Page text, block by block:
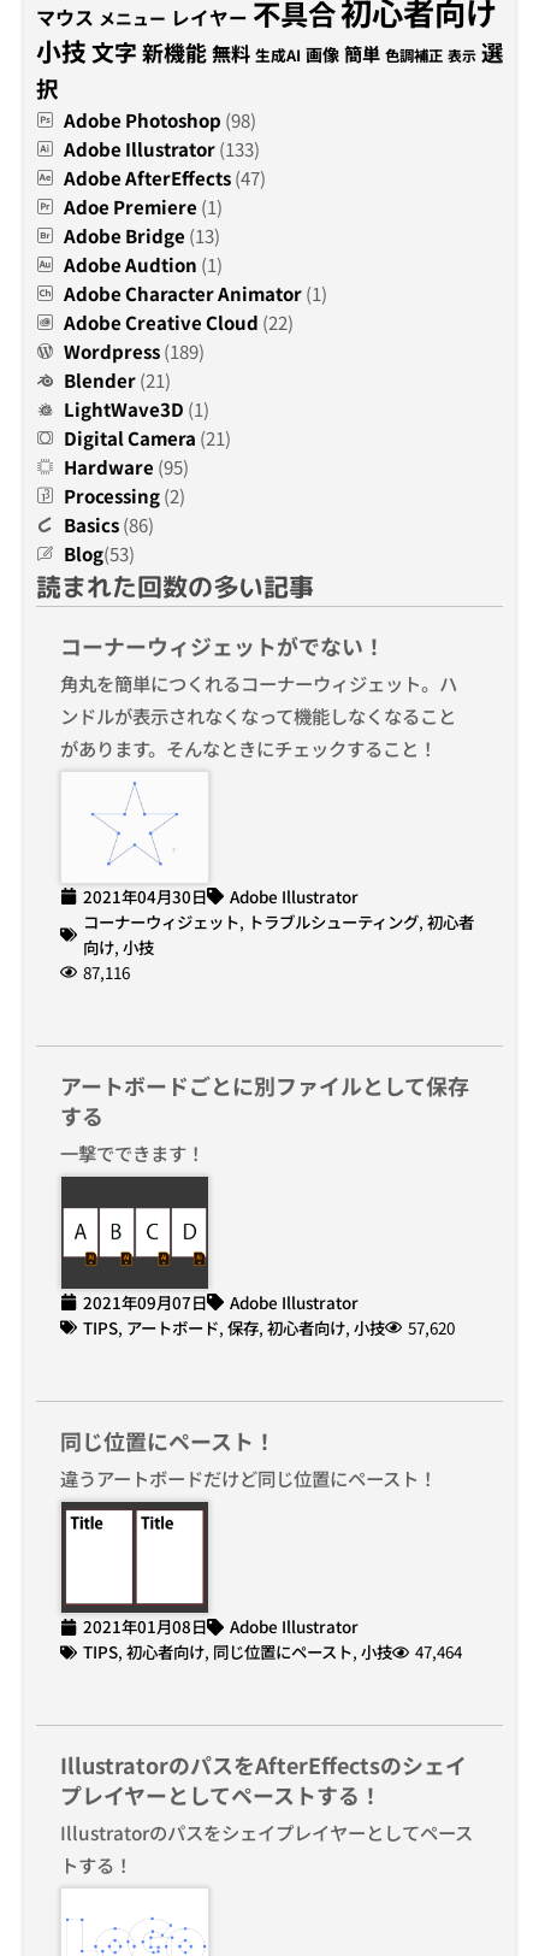
マウス メニュー レイヤー 不具合初心者向け
小技文字新機能無料 生成AI 画像 簡単 色調補正 表示 選
択
Adobe Photoshop (98)
Adobe Illustrator(133)
Adobe AfterEffects(47)
Adoe Premiere (1)
Adobe Bridge (13)
Adobe Audtion (1)
Adobe Character Animator(1)
Adobe Creative Cloud (22)
Wordpress(189)
Blender(21)
LightWave3D (1)
Digital Camera (21)
Hardware (95)
Processing(2)
Basics(86)
Blog(53)
読まれた回数の多い記事
コーナーウィジェットがでない！
角丸を簡単につくれるコーナーウィジェット。ハ
ンドルが表示されなくなって機能しなくなること
があります。そんなときにチェックすること！
2021年04月30日
Adobe Illustrator
コーナーウィジェット, トラブルシューティング, 初心者
向け, 小技
87,116
アートボードごとに別ファイルとして保存
する
一撃でできます！
2021年09月07日
Adobe Illustrator
TIPS, アートボード, 保存, 初心者向け, 小技 57,620
同じ位置にペースト！
違うアートボードだけど同じ位置にペースト！
2021年01月08日
Adobe Illustrator
TIPS, 初心者向け, 同じ位置にペースト, 小技 47,464
IllustratorのパスをAfterEffectsのシェイ
プレイヤーとしてペーストする！
Illustratorのパスをシェイプレイヤーとしてペース
トする！